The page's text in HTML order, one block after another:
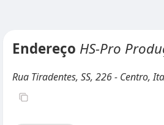
Endereço HS-Pro
Rua Tiradentes, SS, 226 - Centro,